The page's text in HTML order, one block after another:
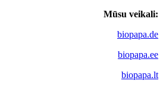
Mūsu veikali:
biopapa.de
biopapa.ee
biopapa.lt